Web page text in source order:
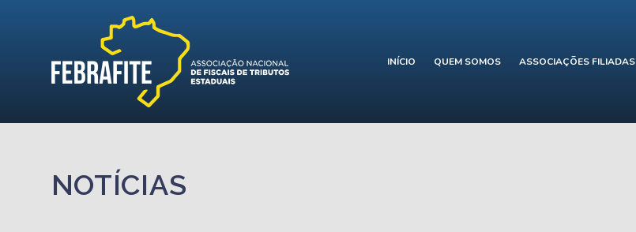
INÍCIO QUEM SOMOS ASSOCIAÇÕES FILIADAS
NOTÍCIAS